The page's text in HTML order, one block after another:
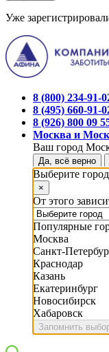
Уже
8 (800) 234-91-
8 (495) 660-91-
8 (926) 800 09
Москва и
Ваш город
Да, всё верно
Выберите город
×
От этого
Популярные
Москва
Санкт-
Краснодар
Казань
Екатеринбург
Новосибирск
Хабаровск
Запомнить